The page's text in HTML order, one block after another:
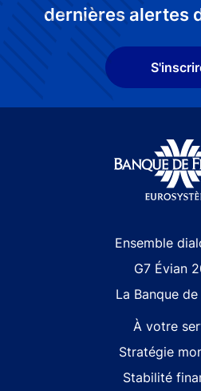
dernières alertes
Ensemble
G7 Évian
La Banque
À votre
Stratégie
Stabilité